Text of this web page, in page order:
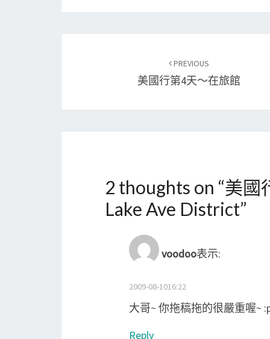
navigation
PREVIOUS
美國行第4天～在旅館
2 thoughts on “美國
Lake Ave District”
voodoo表示:
2009-08-1016:22
大哥~ 你拖稿拖的很嚴重喔~
Reply